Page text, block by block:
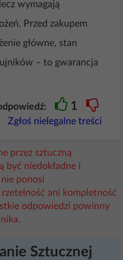
wymagają
Przed zakupem
główne, stan
– to gwarancja
1
Zgłoś nielegalne treści
przez sztuczną
być niedokładne i
ponosi
ani kompletność
odpowiedzi powinny
Sztucznej